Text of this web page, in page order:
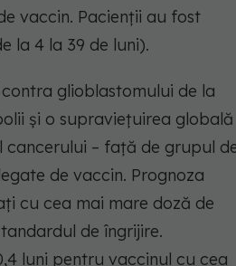
vaccin. Pacienții au fost
la 4 la 39 de luni).
glioblastomului de la
și o supraviețuirea globală
cancerului – față de grupul
de vaccin. Prognoza
cu cea mai mare doză de
de îngrijire.
luni pentru vaccinul cu cea